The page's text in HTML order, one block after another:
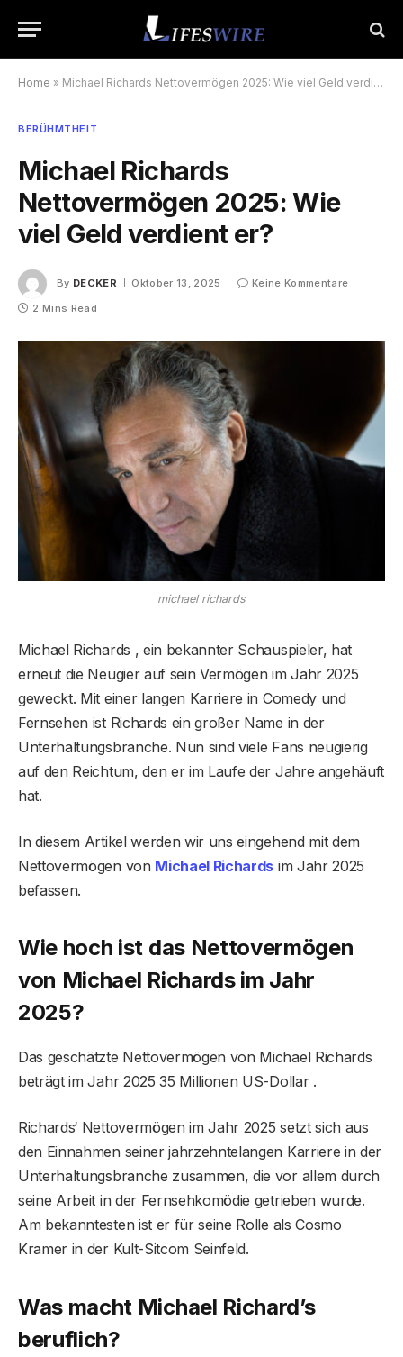
Home » Michael Richards Nettovermögen 2025: Wie viel Geld verdient er?
BERÜHMTHEIT
Michael Richards
Nettovermögen 2025: Wie
viel Geld verdient er?
By DECKER Oktober 13, 2025
Keine Kommentare
2 Mins Read
michael richards
Michael Richards , ein bekannter Schauspieler, hat
erneut die Neugier auf sein Vermögen im Jahr 2025
geweckt. Mit einer langen Karriere in Comedy und
Fernsehen ist Richards ein großer Name in der
Unterhaltungsbranche. Nun sind viele Fans neugierig
auf den Reichtum, den er im Laufe der Jahre angehäuft
hat.
In diesem Artikel werden wir uns eingehend mit dem
Nettovermögen von Michael Richards im Jahr 2025
befassen.
Wie hoch ist das Nettovermögen
von Michael Richards im Jahr
2025?
Das geschätzte Nettovermögen von Michael Richards
beträgt im Jahr 2025 35 Millionen US-Dollar .
Richards‘ Nettovermögen im Jahr 2025 setzt sich aus
den Einnahmen seiner jahrzehntelangen Karriere in der
Unterhaltungsbranche zusammen, die vor allem durch
seine Arbeit in der Fernsehkomödie getrieben wurde.
Am bekanntesten ist er für seine Rolle als Cosmo
Kramer in der Kult-Sitcom Seinfeld.
Was macht Michael Richard’s
beruflich?